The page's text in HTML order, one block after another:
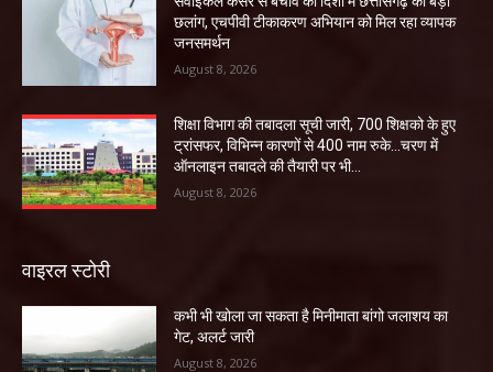
छलांग, एचपीवी टीकाकरण अभियान को मिल रहा व्यापक
जनसमर्थन
August 8, 2026
शिक्षा विभाग की तबादला सूची जारी, 700 शिक्षको के हुए
ट्रांसफर, विभिन्न कारणों से 400 नाम रुके…चरण में
ऑनलाइन तबादले की तैयारी पर भी...
August 8, 2026
वाइरल स्टोरी
कभी भी खोला जा सकता है मिनीमाता बांगो जलाशय का
गेट, अलर्ट जारी
August 8, 2026